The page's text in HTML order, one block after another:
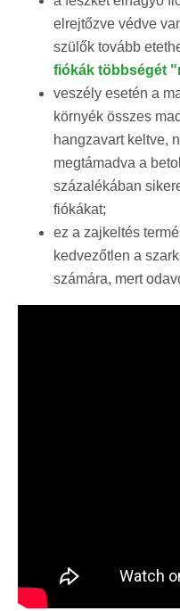
elrejtőzve védve
szülők tovább
fiókák többségét
veszély esetén a
környék összes
hangzavart keltve,
megtámadva a
százalékában
fiókákat;
ez a zajkeltés
kedvezőtlen a
számára, mert